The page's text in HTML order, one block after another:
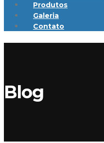
Produtos
Galeria
Contato
Blog